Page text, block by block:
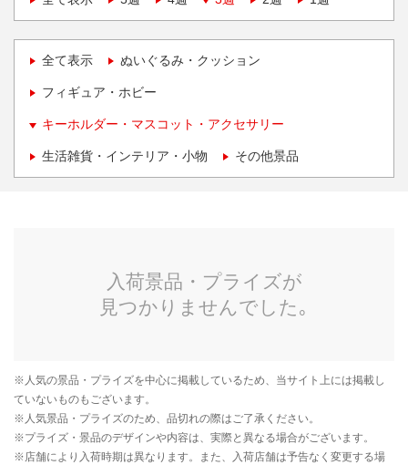
全て表示 ぬいぐるみ・クッション
フィギュア・ホビー
キーホルダー・マスコット・アクセサリー
生活雑貨・インテリア・小物 その他景品